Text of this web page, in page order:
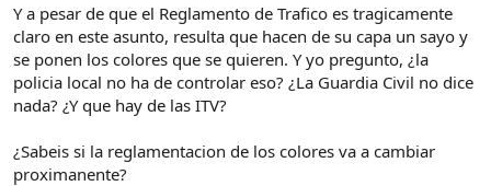
Y a pesar de que el Reglamento de Trafico es tragicamente
claro en este asunto, resulta que hacen de su capa un sayo y
se ponen los colores que se quieren. Y yo pregunto, ¿la
policia local no ha de controlar eso? ¿La Guardia Civil no dice
nada? ¿Y que hay de las ITV?
¿Sabeis si la reglamentacion de los colores va a cambiar
proximanente?